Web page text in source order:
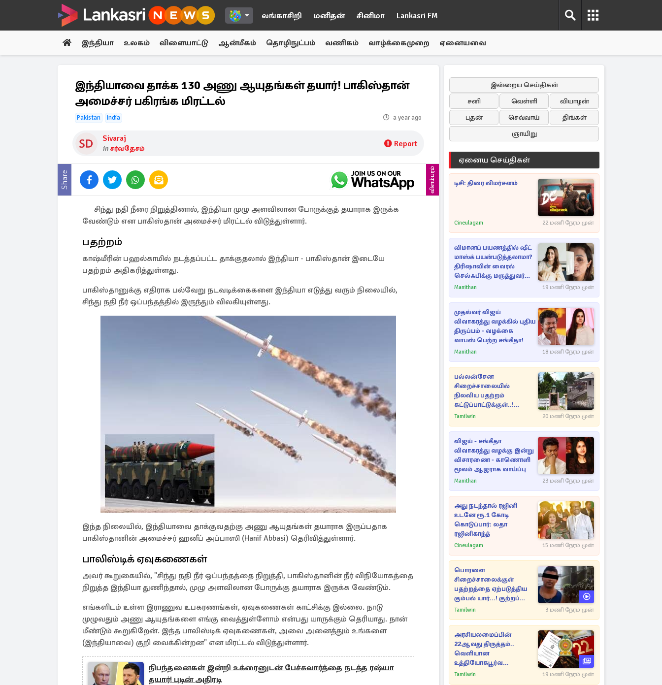
லங்காசிறி மனிதன் சினிமா Lankasri FM
இந்தியா உலகம் விளையாட்டு ஆன்மீகம் தொழிநுட்பம் வணிகம் வாழ்க்கைமுறை ஏனையவை
இந்தியாவை தாக்க 130 அணு ஆயுதங்கள் தயார்! பாகிஸ்தான்
அமைச்சர் பகிரங்க மிரட்டல்
Pakistan India a year ago
Sivaraj
in சர்வதேசம் Report
Share விளம்பரம்
சிந்து நதி நீரை நிறுத்தினால், இந்தியா முழு அளவிலான போருக்குத் தயாராக இருக்க
வேண்டும் என பாகிஸ்தான் அமைச்சர் மிரட்டல் விடுத்துள்ளார்.
பதற்றம்
காஷ்மீரின் பஹல்காமில் நடத்தப்பட்ட தாக்குதலால் இந்தியா - பாகிஸ்தான் இடையே
பதற்றம் அதிகரித்துள்ளது.
பாகிஸ்தானுக்கு எதிராக பல்வேறு நடவடிக்கைகளை இந்தியா எடுத்து வரும் நிலையில்,
சிந்து நதி நீர் ஒப்பந்தத்தில் இருந்தும் விலகியுள்ளது.
இந்த நிலையில், இந்தியாவை தாக்குவதற்கு அணு ஆயுதங்கள் தயாராக இருப்பதாக
பாகிஸ்தானின் அமைச்சர் ஹனீப் அப்பாஸி (Hanif Abbasi) தெரிவித்துள்ளார்.
பாலிஸ்டிக் ஏவுகணைகள்
அவர் கூறுகையில், "சிந்து நதி நீர் ஒப்பந்தத்தை நிறுத்தி, பாகிஸ்தானின் நீர் விநியோகத்தை
நிறுத்த இந்தியா துணிந்தால், முழு அளவிலான போருக்கு தயாராக இருக்க வேண்டும்.
எங்களிடம் உள்ள இராணுவ உபகரணங்கள், ஏவுகணைகள் காட்சிக்கு இல்லை. நாடு
முழுவதும் அணு ஆயுதங்களை எங்கு வைத்துள்ளோம் என்பது யாருக்கும் தெரியாது. நான்
மீண்டும் கூறுகிறேன். இந்த பாலிஸ்டிக் ஏவுகணைகள், அவை அனைத்தும் உங்களை
(இந்தியாவை) குறி வைக்கின்றன" என மிரட்டல் விடுத்துள்ளார்.
நிபந்தனைகள் இன்றி உக்ரைனுடன் பேச்சுவார்த்தை நடத்த ரஷ்யா
தயார்! புடின் அதிரடி
இன்றைய செய்திகள்
சனி
வெள்ளி
வியாழன்
புதன்
செவ்வாய்
திங்கள்
ஞாயிறு
ஏனைய செய்திகள்
டிசி: திரை விமர்சனம்
Cineulagam 22 மணி நேரம் முன்
விமானப் பயணத்தில் ஷீட்
மாஸ்க் பயன்படுத்தலாமா?
திரிஷாவின் வைரல்
செல்ஃபிக்கு மருத்துவர்
விளக்கம்
Manithan 19 மணி நேரம் முன்
முதல்வர் விஜய்
விவாகரத்து வழக்கில் புதிய
திருப்பம் - வழக்கை
வாபஸ் பெற்ற சங்கீதா!
Manithan 18 மணி நேரம் முன்
பல்லன்சேன
சிறைச்சாலையில்
நிலவிய பதற்றம்
கட்டுப்பாட்டுக்குள்..!
அதிரடியாக களமிறங்கிய
Tamilwin 20 மணி நேரம் முன்
விஜய் - சங்கீதா
விவாகரத்து வழக்கு இன்று
விசாரணை - காணொளி
மூலம் ஆஜராக வாய்ப்பு
Manithan 23 மணி நேரம் முன்
அது நடந்தால் ரஜினி
உடனே ரூ.1 கோடி
கொடுப்பார்: லதா
ரஜினிகாந்த்
Cineulagam 15 மணி நேரம் முன்
பொரளை
சிறைச்சாலைக்குள்
பதற்றத்தை ஏற்படுத்திய
கும்பல் யார்...! குற்றப்
பின்னணி தொடர்பில்
Tamilwin 3 மணி நேரம் முன்
அரசியலமைப்பின்
22ஆவது திருத்தம்..
வெளியான
உத்தியோகபூர்வ
அறிவிப்பு!
Tamilwin 19 மணி நேரம் முன்